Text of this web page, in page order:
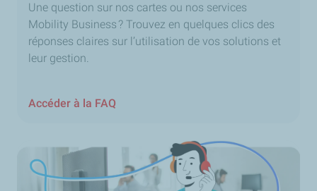
Une question sur nos cartes ou nos services
Mobility Business ? Trouvez en quelques clics des
réponses claires sur l’utilisation de vos solutions et
leur gestion.
Accéder à la FAQ